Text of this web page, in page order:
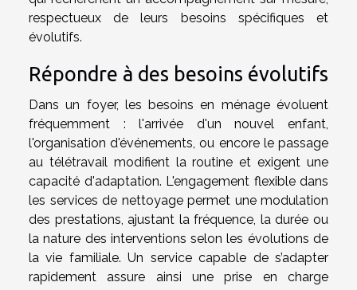
respectueux de leurs besoins spécifiques et
évolutifs.
Répondre à des besoins évolutifs
Dans un foyer, les besoins en ménage évoluent
fréquemment : l'arrivée d'un nouvel enfant,
l'organisation d'événements, ou encore le passage
au télétravail modifient la routine et exigent une
capacité d'adaptation. L'engagement flexible dans
les services de nettoyage permet une modulation
des prestations, ajustant la fréquence, la durée ou
la nature des interventions selon les évolutions de
la vie familiale. Un service capable de s’adapter
rapidement assure ainsi une prise en charge